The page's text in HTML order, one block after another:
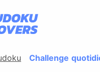
Challenge